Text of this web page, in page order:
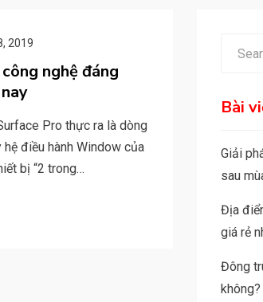
2019
nghệ đáng
Pro thực ra là dòng
điều hành Window của
bị “2 trong…
Bài
Giải
sau
Địa
giá rẻ
Đông